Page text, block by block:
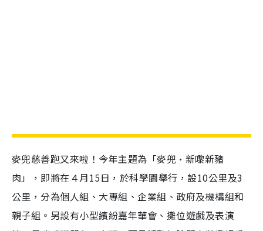
麥兜慈善跑又來啦！今年主題為「麥兜•新嚟新豬
肉」，即將在４月15日，於科學園舉行，設10公里及3
公里，分為個人組、大專組、企業組、政府及機構組和
親子組。另設有小型繽紛嘉年華會、攤位遊戲及表演